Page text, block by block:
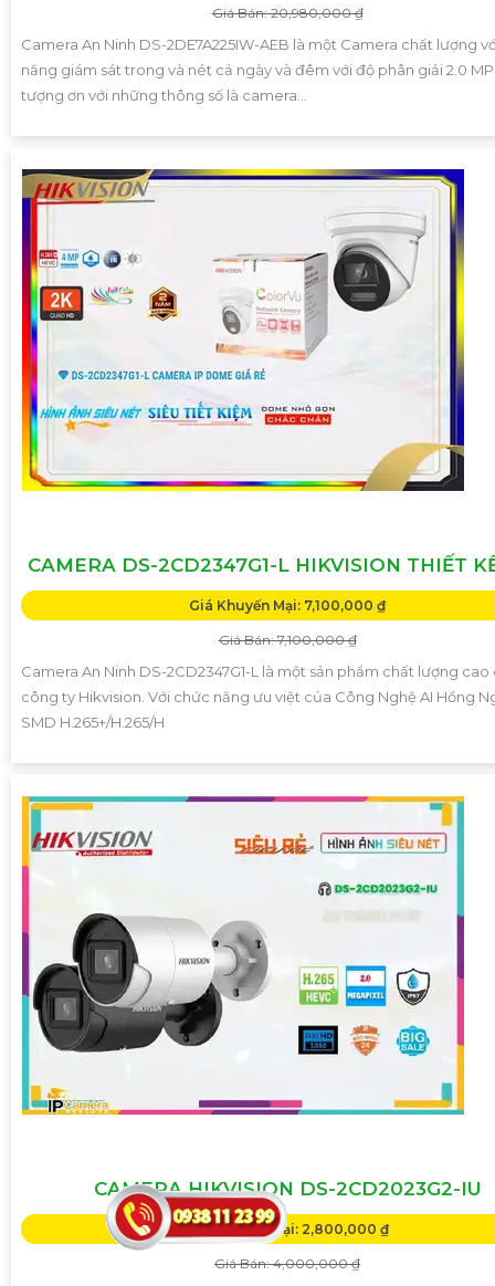
Giá Bán: 20,980,000 ₫
Camera An Ninh DS-2DE7A225IW-AEB là một Camera chất lượng
năng giám sát trong và nét cả ngày và đêm với độ phân giải 2.0
tượng ơn với những thông số là camera...
CAMERA DS-2CD2347G1-L HIKVISION THIẾT
Giá Khuyến Mại: 7,100,000 ₫
Giá Bán: 7,100,000 ₫
Camera An Ninh DS-2CD2347G1-L là một sản phẩm chất lượng cao
công ty Hikvision. Với chức năng ưu việt của Công Nghệ AI Hồng
SMD H.265+/H.265/H
CAMERA HIKVISION DS-2CD2023G2-IU
Giá Khuyến Mại: 2,800,000 ₫
Giá Bán: 4,000,000 ₫